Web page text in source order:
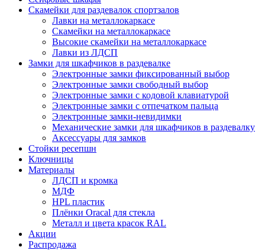
Скамейки для раздевалок спортзалов
Лавки на металлокаркасе
Скамейки на металлокаркасе
Высокие скамейки на металлокаркасе
Лавки из ЛДСП
Замки для шкафчиков в раздевалке
Электронные замки фиксированный выбор
Электронные замки свободный выбор
Электронные замки с кодовой клавиатурой
Электронные замки с отпечатком пальца
Электронные замки-невидимки
Механические замки для шкафчиков в раздевалку
Аксессуары для замков
Стойки ресепшн
Ключницы
Материалы
ЛДСП и кромка
МДФ
HPL пластик
Плёнки Oracal для стекла
Металл и цвета красок RAL
Акции
Распродажа